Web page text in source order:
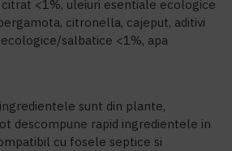
<1%, uleiuri esentiale ecologice
citronella, cajeput, aditivi
salbatice <1%, apa
sunt din plante,
descompune rapid ingredientele in
cu fosele septice si